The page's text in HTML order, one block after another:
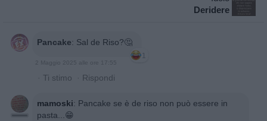
Deridere
Pancake: Sal de Riso?🤔
1
2 Maggio 2025 alle ore 17:55
· Ti stimo · Rispondi
mamoski: Pancake se è de riso non può essere in
pasta...😁